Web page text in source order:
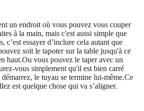
un endroit où vous pouvez vous couper
à la main, mais c'est aussi simple que
c’est essayer d’inclure cela autant que
soit le tapoter sur la table jusqu'à ce
haut.Ou vous pouvez le taper avec un
vous simplement qu'il est bien carré
le tuyau se termine lui-même.Ce
est quelque chose qui va s’aligner.